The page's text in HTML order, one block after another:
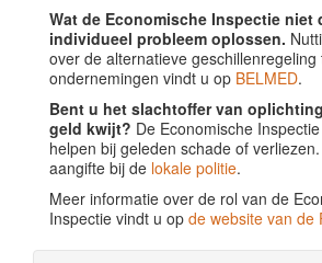
Wat de Economische Inspectie niet
individueel probleem oplossen.
over de alternatieve geschillenregeling
ondernemingen vindt u op BELMED.
Bent u het slachtoffer van
geld kwijt? De Economische
helpen bij geleden schade of
aangifte bij de lokale politie.
Meer informatie over de rol van de
Inspectie vindt u op de website van de